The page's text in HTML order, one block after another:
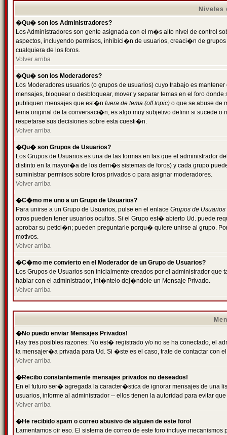
Niveles
�Qu� son los Administradores?
Los Administradores son gente asignada con el m�s alto nivel de control
aspectos, incluyendo permisos, inhibici�n de usuarios, creaci�n de
cualquiera de los foros.
Volver arriba
�Qu� son los Moderadores?
Los Moderadores usuarios (o grupos de usuarios) cuyo trabajo es
mensajes, bloquear o desbloquear, mover y separar temas en el foro
publiquen mensajes que est�n fuera de tema (off topic) o que se abuse de
tema original de la conversaci�n, es algo muy subjetivo definir si sucede
respetarse sus decisiones sobre esta cuesti�n.
Volver arriba
�Qu� son Grupos de Usuarios?
Los Grupos de Usuarios es una de las formas en las que el administrador
distinto en la mayor�a de los dem�s sistemas de foros) y cada grupo
suministrar permisos sobre foros privados o para asignar moderadores.
Volver arriba
�C�mo me uno a un Grupo de Usuarios?
Para unirse a un Grupo de Usuarios, pulse en el enlace Grupos de Usuarios
otros pueden tener usuarios ocultos. Si el Grupo est� abierto Ud. puede
aprobar su petici�n; pueden preguntarle porqu� quiere unirse al grupo.
motivos.
Volver arriba
�C�mo me convierto en el Moderador de un Grupo de Usuarios?
Los Grupos de Usuarios son inicialmente creados por el administrador
hablar con el administrador, int�ntelo dej�ndole un Mensaje Privado.
Volver arriba
�No puedo enviar Mensajes Privados!
Hay tres posibles razones: No est� registrado y/o no se ha conectado, el
la mensajer�a privada para Ud. Si �ste es el caso, trate de contactar con
Volver arriba
�Recibo constantemente mensajes privados no deseados!
En el futuro ser� agregada la caracter�stica de ignorar mensajes de una
usuarios, informe al administrador -- ellos tienen la autoridad para evitar
Volver arriba
�He recibido spam o correo abusivo de alguien de este foro!
Lamentamos oir eso. El sistema de correo de este foro incluye